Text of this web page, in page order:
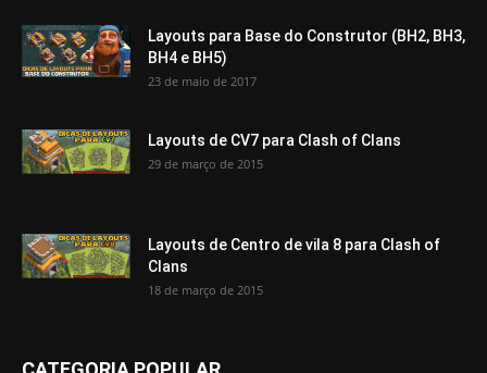
Layouts para Base do Construtor (BH2, BH3,
BH4 e BH5)
23 de maio de 2017
Layouts de CV7 para Clash of Clans
29 de março de 2015
Layouts de Centro de vila 8 para Clash of
Clans
18 de março de 2015